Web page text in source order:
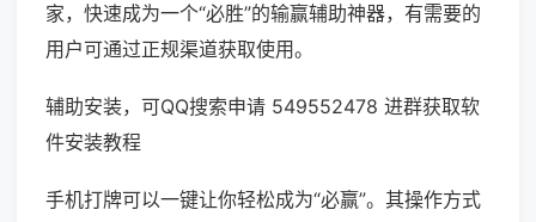
家，快速成为一个“必胜”的输赢辅助神器，有需要的
用户可通过正规渠道获取使用。
辅助安装，可QQ搜索申请 549552478 进群获取软
件安装教程
手机打牌可以一键让你轻松成为“必赢”。其操作方式